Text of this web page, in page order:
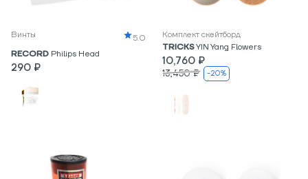
Винты
5.0
RECORD Philips Head
290 ₽
Комплект скейтборд
TRICKSYIN Yang Flowers
10,760 ₽
13,450 ₽ -20%